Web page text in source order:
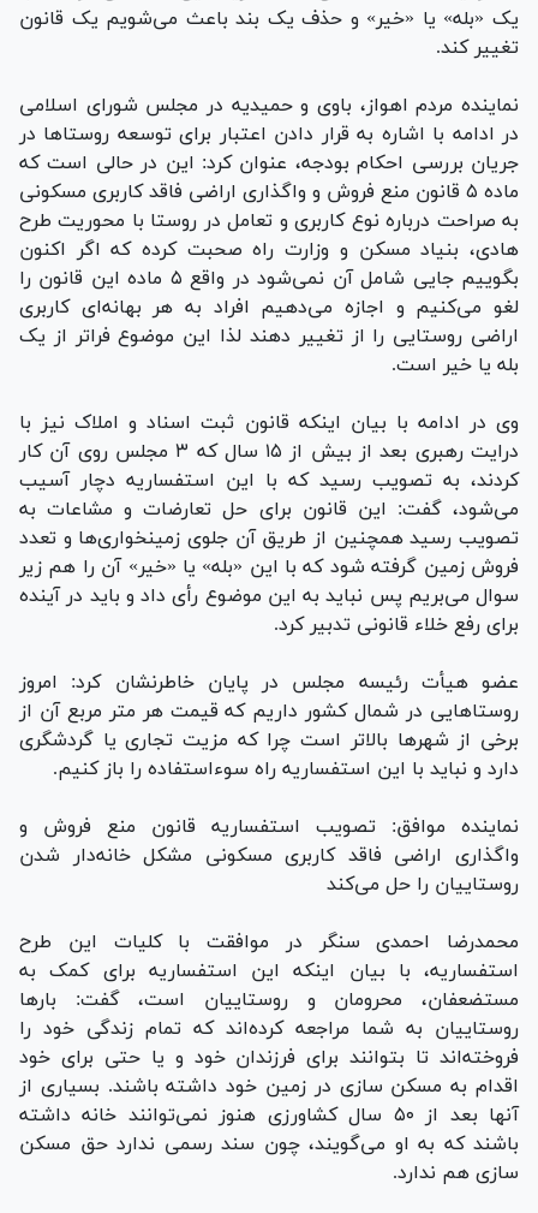
یک «بله» یا «خیر» و حذف یک بند باعث می‌شویم یک قانون
تغییر کند.
نماینده مردم اهواز، باوی و حمیدیه در مجلس شورای اسلامی
در ادامه با اشاره به قرار دادن اعتبار برای توسعه روستا‌ها در
جریان بررسی احکام بودجه، عنوان کرد: این در حالی است که
ماده ۵ قانون منع فروش و واگذاری اراضی فاقد کاربری مسکونی
به صراحت درباره نوع کاربری و تعامل در روستا با محوریت طرح
هادی، بنیاد مسکن و وزارت راه صحبت کرده که اگر اکنون
بگوییم جایی شامل آن نمی‌شود در واقع ۵ ماده این قانون را
لغو می‌کنیم و اجازه می‌دهیم افراد به هر بهانه‌ای کاربری
اراضی روستایی را از تغییر دهند لذا این موضوع فراتر از یک
بله یا خیر است.
وی در ادامه با بیان اینکه قانون ثبت اسناد و املاک نیز با
درایت رهبری بعد از بیش از ۱۵ سال که ۳ مجلس روی آن کار
کردند، به تصویب رسید که با این استفساریه دچار آسیب
می‌شود، گفت: این قانون برای حل تعارضات و مشاعات به
تصویب رسید همچنین از طریق آن جلوی زمینخواری‌ها و تعدد
فروش زمین گرفته شود که با این «بله» یا «خیر» آن را هم زیر
سوال می‌بریم پس نباید به این موضوع رأی داد و باید در آینده
برای رفع خلاء قانونی تدبیر کرد.
عضو هیأت رئیسه مجلس در پایان خاطرنشان کرد: امروز
روستا‌هایی در شمال کشور داریم که قیمت هر متر مربع آن از
برخی از شهر‌ها بالاتر است چرا که مزیت تجاری یا گردشگری
دارد و نباید با این استفساریه راه سوءاستفاده را باز کنیم.
نماینده موافق: تصویب استفساریه قانون منع فروش و
واگذاری اراضی فاقد کاربری مسکونی مشکل خانه‌دار شدن
روستاییان را حل می‌کند
محمدرضا احمدی سنگر در موافقت با کلیات این طرح
استفساریه، با بیان اینکه این استفساریه برای کمک به
مستضعفان، محرومان و روستاییان است، گفت: بار‌ها
روستاییان به شما مراجعه کرده‌اند که تمام زندگی خود را
فروخته‌اند تا بتوانند برای فرزندان خود و یا حتی برای خود
اقدام به مسکن سازی در زمین خود داشته باشند. بسیاری از
آنها بعد از ۵۰ سال کشاورزی هنوز نمی‌توانند خانه داشته
باشند که به او می‌گویند، چون سند رسمی ندارد حق مسکن
سازی هم ندارد.